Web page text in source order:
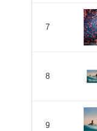
7
8
9